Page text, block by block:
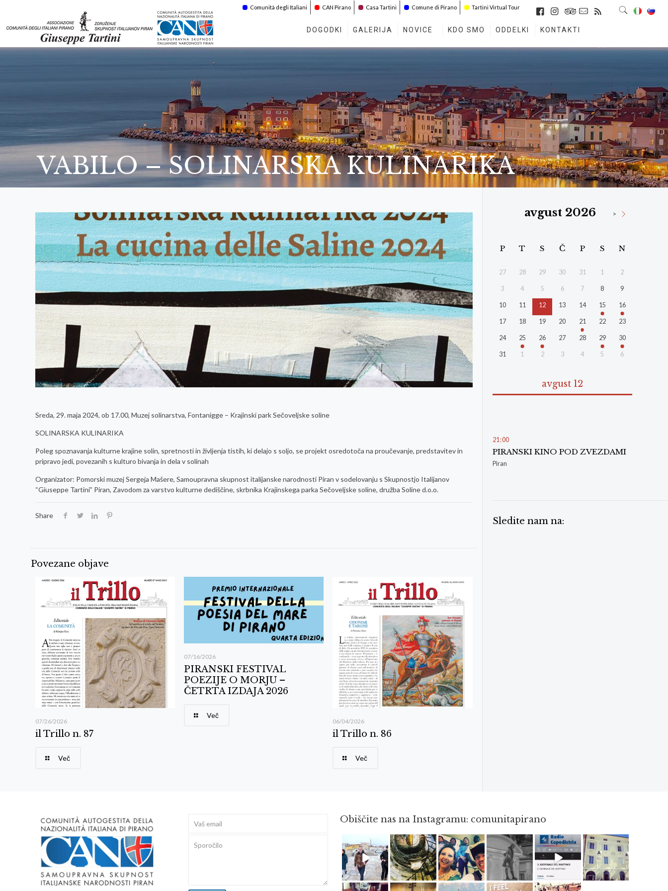
Comunità degli Italiani CAN Pirano Casa Tartini Comune di Pirano Tartini Virtual Tour
DOGODKI GALERIJA NOVICE KDO SMO ODDELKI KONTAKTI
VABILO – SOLINARSKA KULINARIKA
Sreda, 29. maja 2024, ob 17.00, Muzej solinarstva, Fontanigge – Krajinski park Sečoveljske soline
SOLINARSKA KULINARIKA
Poleg spoznavanja kulturne krajine solin, spretnosti in življenja tistih, ki delajo s soljo, se projekt osredotoča na proučevanje, predstavitev in
pripravo jedi, povezanih s kulturo bivanja in dela v solinah
Organizator: Pomorski muzej Sergeja Mašere, Samoupravna skupnost italijanske narodnosti Piran v sodelovanju s Skupnostjo Italijanov
“Giuseppe Tartini” Piran, Zavodom za varstvo kulturne dediščine, skrbnika Krajinskega parka Sečoveljske soline, družba Soline d.o.o.
Share
Povezane objave
07/26/2026
il Trillo n. 87
Več
07/16/2026
PIRANSKI FESTIVAL
POEZIJE O MORJU –
ČETRTA IZDAJA 2026
Več
06/04/2026
il Trillo n. 86
Več
avgust 2026 >
P T S Č P S N
27 28 29 30 31 1 2
3 4 5 6 7 8 9
10 11 12 13 14 15 16
17 18 19 20 21 22 23
24 25 26 27 28 29 30
31 1 2 3 4 5 6
avgust 12
21:00
PIRANSKI KINO POD ZVEZDAMI
Piran
Sledite nam na:
Obiščite nas na Instagramu: comunitapirano
Feb 16 Avg 3 Maj 23 Apr 18 Dec 14 Apr 3